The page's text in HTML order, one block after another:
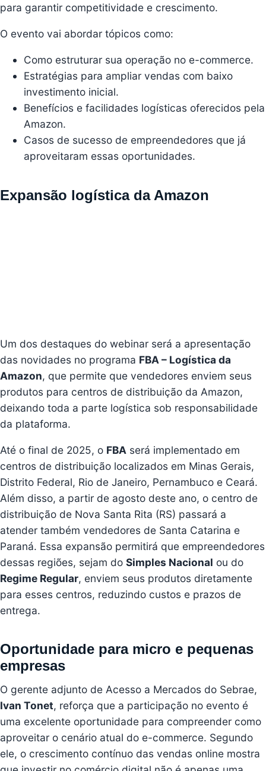
para garantir competitividade e crescimento.
O evento vai abordar tópicos como:
Como estruturar sua operação no e-commerce.
Estratégias para ampliar vendas com baixo
investimento inicial.
Benefícios e facilidades logísticas oferecidos pela
Amazon.
Casos de sucesso de empreendedores que já
aproveitaram essas oportunidades.
Expansão logística da Amazon
Um dos destaques do webinar será a apresentação
das novidades no programa FBA – Logística da
Amazon, que permite que vendedores enviem seus
produtos para centros de distribuição da Amazon,
deixando toda a parte logística sob responsabilidade
da plataforma.
Até o final de 2025, o FBA será implementado em
centros de distribuição localizados em Minas Gerais,
Distrito Federal, Rio de Janeiro, Pernambuco e Ceará.
Além disso, a partir de agosto deste ano, o centro de
distribuição de Nova Santa Rita (RS) passará a
atender também vendedores de Santa Catarina e
Paraná. Essa expansão permitirá que empreendedores
dessas regiões, sejam do Simples Nacional ou do
Regime Regular, enviem seus produtos diretamente
para esses centros, reduzindo custos e prazos de
entrega.
Oportunidade para micro e pequenas
empresas
O gerente adjunto de Acesso a Mercados do Sebrae,
Ivan Tonet, reforça que a participação no evento é
uma excelente oportunidade para compreender como
aproveitar o cenário atual do e-commerce. Segundo
ele, o crescimento contínuo das vendas online mostra